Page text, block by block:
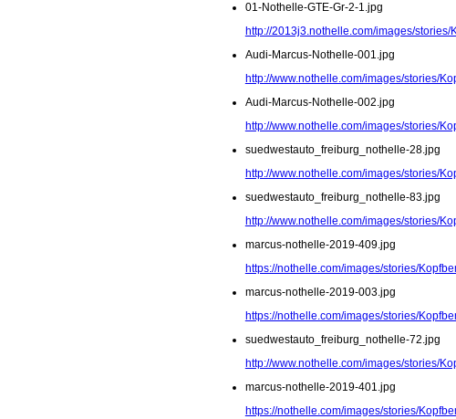
01-Nothelle-GTE-Gr-2-1.jpg
http://2013j3.nothelle.com/images/
Audi-Marcus-Nothelle-001.jpg
http://www.nothelle.com/images/stories/
Audi-Marcus-Nothelle-002.jpg
http://www.nothelle.com/images/stories/
suedwestauto_freiburg_nothelle-28.jpg
http://www.nothelle.com/images/stories/
suedwestauto_freiburg_nothelle-83.jpg
http://www.nothelle.com/images/stories/
marcus-nothelle-2019-409.jpg
https://nothelle.com/images/stories/
marcus-nothelle-2019-003.jpg
https://nothelle.com/images/stories/
suedwestauto_freiburg_nothelle-72.jpg
http://www.nothelle.com/images/stories/
marcus-nothelle-2019-401.jpg
https://nothelle.com/images/stories/